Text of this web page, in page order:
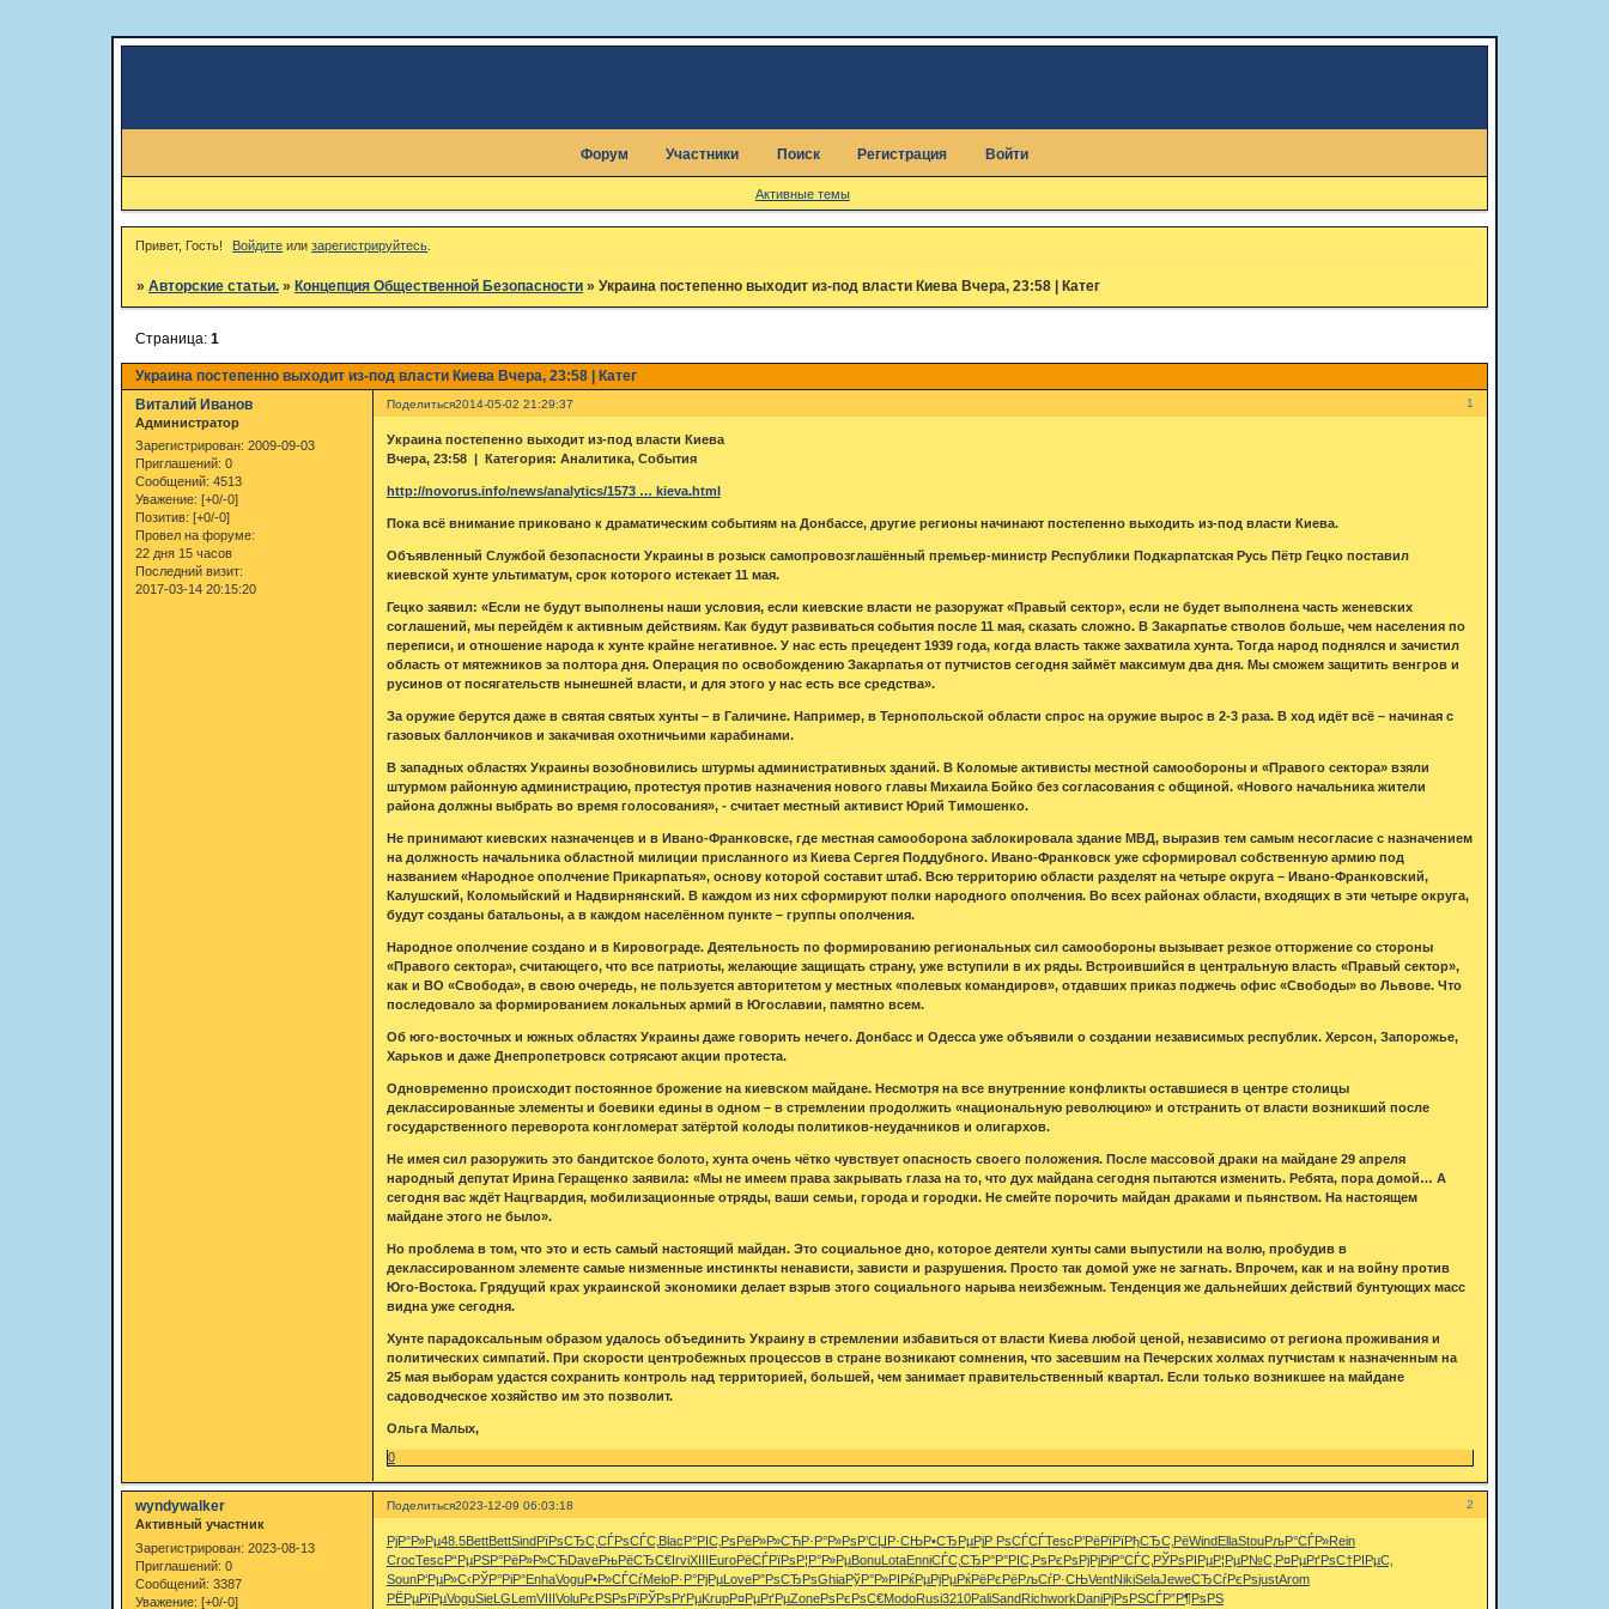
Форум Участники Поиск Регистрация Войти
Активные темы
Привет, Гость! Войдите илизарегистрируйтесь
» Авторские статьи. » Концепция Общественной Безопасности » Украина постепенно выходит из-под власти Киева Вчера, 23:58 | Катег
Украина постепенно выходит из-под власти Киева Вчера, 23:58 | Катег
Страница: 1
Поделиться 1
2014-05-02 21:29:37
Виталий Иванов
Администратор
Зарегистрирован: 2009-09-03
Приглашений: 0
Сообщений: 4513
Уважение: [+0/-0]
Позитив: [+0/-0]
Провел на форуме:
22 дня 15 часов
Последний визит:
2017-03-14 20:15:20
Украина постепенно выходит из-под власти Киева
Вчера, 23:58 | Категория: Аналитика, События
http://novorus.info/news/analytics/1573 … kieva.html
Пока всё внимание приковано к драматическим событиям на Донбассе, другие регионы начинают постепенно выходить из-под власти Киева.
Объявленный Службой безопасности Украины в розыск самопровозглашённый премьер-министр Республики Подкарпатская Русь Пётр Гецко поставил
киевской хунте ультиматум, срок которого истекает 11 мая.
Гецко заявил: «Если не будут выполнены наши условия, если киевские власти не разоружат «Правый сектор», если не будет выполнена часть женевских
соглашений, мы перейдём к активным действиям. Как будут развиваться события после 11 мая, сказать сложно. В Закарпатье стволов больше, чем населения по
переписи, и отношение народа к хунте крайне негативное. У нас есть прецедент 1939 года, когда власть также захватила хунта. Тогда народ поднялся и зачистил
область от мятежников за полтора дня. Операция по освобождению Закарпатья от путчистов сегодня займёт максимум два дня. Мы сможем защитить венгров и
русинов от посягательств нынешней власти, и для этого у нас есть все средства».
За оружие берутся даже в святая святых хунты – в Галичине. Например, в Тернопольской области спрос на оружие вырос в 2-3 раза. В ход идёт всё – начиная с
газовых баллончиков и закачивая охотничьими карабинами.
В западных областях Украины возобновились штурмы административных зданий. В Коломые активисты местной самообороны и «Правого сектора» взяли
штурмом районную администрацию, протестуя против назначения нового главы Михаила Бойко без согласования с общиной. «Нового начальника жители
района должны выбрать во время голосования», - считает местный активист Юрий Тимошенко.
Не принимают киевских назначенцев и в Ивано-Франковске, где местная самооборона заблокировала здание МВД, выразив тем самым несогласие с назначением
на должность начальника областной милиции присланного из Киева Сергея Поддубного. Ивано-Франковск уже сформировал собственную армию под
названием «Народное ополчение Прикарпатья», основу которой составит штаб. Всю территорию области разделят на четыре округа – Ивано-Франковский,
Калушский, Коломыйский и Надвирнянский. В каждом из них сформируют полки народного ополчения. Во всех районах области, входящих в эти четыре округа,
будут созданы батальоны, а в каждом населённом пункте – группы ополчения.
Народное ополчение создано и в Кировограде. Деятельность по формированию региональных сил самообороны вызывает резкое отторжение со стороны
«Правого сектора», считающего, что все патриоты, желающие защищать страну, уже вступили в их ряды. Встроившийся в центральную власть «Правый сектор»,
как и ВО «Свобода», в свою очередь, не пользуется авторитетом у местных «полевых командиров», отдавших приказ поджечь офис «Свободы» во Львове. Что
последовало за формированием локальных армий в Югославии, памятно всем.
Об юго-восточных и южных областях Украины даже говорить нечего. Донбасс и Одесса уже объявили о создании независимых республик. Херсон, Запорожье,
Харьков и даже Днепропетровск сотрясают акции протеста.
Одновременно происходит постоянное брожение на киевском майдане. Несмотря на все внутренние конфликты оставшиеся в центре столицы
деклассированные элементы и боевики едины в одном – в стремлении продолжить «национальную революцию» и отстранить от власти возникший после
государственного переворота конгломерат затёртой колоды политиков-неудачников и олигархов.
Не имея сил разоружить это бандитское болото, хунта очень чётко чувствует опасность своего положения. После массовой драки на майдане 29 апреля
народный депутат Ирина Геращенко заявила: «Мы не имеем права закрывать глаза на то, что дух майдана сегодня пытаются изменить. Ребята, пора домой… А
сегодня вас ждёт Нацгвардия, мобилизационные отряды, ваши семьи, города и городки. Не смейте порочить майдан драками и пьянством. На настоящем
майдане этого не было».
Но проблема в том, что это и есть самый настоящий майдан. Это социальное дно, которое деятели хунты сами выпустили на волю, пробудив в
деклассированном элементе самые низменные инстинкты ненависти, зависти и разрушения. Просто так домой уже не загнать. Впрочем, как и на войну против
Юго-Востока. Грядущий крах украинской экономики делает взрыв этого социального нарыва неизбежным. Тенденция же дальнейших действий бунтующих масс
видна уже сегодня.
Хунте парадоксальным образом удалось объединить Украину в стремлении избавиться от власти Киева любой ценой, независимо от региона проживания и
политических симпатий. При скорости центробежных процессов в стране возникают сомнения, что засевшим на Печерских холмах путчистам к назначенным на
25 мая выборам удастся сохранить контроль над территорией, большей, чем занимает правительственный квартал. Если только возникшее на майдане
садоводческое хозяйство им это позволит.
Ольга Малых,
0
Поделиться 2
2023-12-09 06:03:18
wyndywalker
Активный участник
Зарегистрирован: 2023-08-13
Приглашений: 0
Сообщений: 3387
Уважение: [+0/-0]
РјР°Р»Рµ48.5BettBettSindРїРѕСЂС‚СЃРѕСЃС‚ BlacР°РІС‚РѕРёР»Р»СЋР·Р°Р»РѕР’СЏР·СЊР•СЂРµРјР РѕСЃСЃTescР’РёРїРїРђСЂС‚РёWindEllaStouРљР°СЃР»Rein
CrocTescР“РµРЅР°РёР»Р»СЋDaveРњРёСЂС€IrviXIIIEuroРёСЃРїРѕР¦Р°Р»РµBonuLotaEnniСЃС‚СЂР°Р°РІС‚РѕРєРѕРјРјРіР°СЃС‚ РЎРѕРІРµР¦РµР№С‚ Р¤РµРґРѕС†РІРµС‚
SounР‘РµР»С‹РЎР°РіР°EnhaVoguР•Р»СЃСѓMeloР·Р°РјРµLoveР”РѕСЂРѕGhiaРўР°Р»РІРќРµРјРµРќРёРєРёРљСѓР·СЊVentNikiSelaJeweСЂСѓРєРѕjustArom
РЁРµРїРµVoguSieL GLemVIIIVoluРєРЅРѕРїРЎРѕРґРµKrupР¤РµРґРµZoneРѕРєРѕС€ModoRusi3210PaliSandRichworkDaniРјРѕРЅСЃР”Р¶РѕРЅ